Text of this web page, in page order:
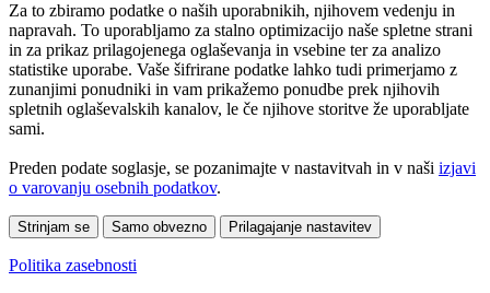
Za to zbiramo podatke o naših uporabnikih, njihovem vedenju in
napravah. To uporabljamo za stalno optimizacijo naše spletne strani
in za prikaz prilagojenega oglaševanja in vsebine ter za analizo
statistike uporabe. Vaše šifrirane podatke lahko tudi primerjamo z
zunanjimi ponudniki in vam prikažemo ponudbe prek njihovih
spletnih oglaševalskih kanalov, le če njihove storitve že uporabljate
sami.
Preden podate soglasje, se pozanimajte v nastavitvah in v naši izjavi
o varovanju osebnih podatkov.
Strinjam se Samo obvezno Prilagajanje nastavitev
Politika zasebnosti